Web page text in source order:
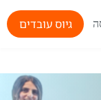
גיוס עובדים